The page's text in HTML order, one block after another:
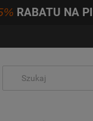
RABATU NA